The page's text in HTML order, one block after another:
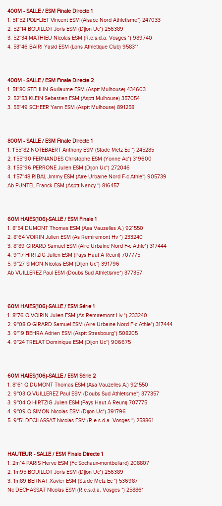
400M - SALLE / ESM Finale Directe 1
1. 51''52 POLFLIET Vincent ESM (Alsace Nord Athletisme*) 247033
2. 52''14 BOUILLOT Joris ESM (Dijon Uc*) 256389
3. 52''34 MATHIEU Nicolas ESM (R.e.s.d.a. Vosges *) 989740
4. 53''46 BAIRI Yasid ESM (Lons Athletique Club) 958311
400M - SALLE / ESM Finale Directe 2
1. 51''80 STEHLIN Guillaume ESM (Asptt Mulhouse) 434603
2. 52''53 KLEIN Sebastien ESM (Asptt Mulhouse) 357054
3. 55''49 SCHEER Yann ESM (Asptt Mulhouse) 891258
800M - SALLE / ESM Finale Directe 1
1. 1'55''82 NOTEBAERT Anthony ESM (Stade Metz Ec *) 245285
2. 1'55''90 FERNANDES Christophe ESM (Yonne Ac*) 319600
3. 1'55''96 PERRONE Julien ESM (Dijon Uc*) 272046
4. 1'57''48 RIBAL Jimmy ESM (Aire Urbaine Nord F-c Athle*) 905739
Ab PUNTEL Franck ESM (Asptt Nancy *) 816457
60M HAIES(106)-SALLE / ESM Finale 1
1. 8''54 DUMONT Thomas ESM (Asa Vauzelles A.) 921550
2. 8''64 VOIRIN Julien ESM (As Remiremont Hv *) 233240
3. 8''89 GIRARD Samuel ESM (Aire Urbaine Nord F-c Athle*) 317444
4. 9''17 HIRTZIG Julien ESM (Pays Haut A Reuni) 707775
5. 9''27 SIMON Nicolas ESM (Dijon Uc*) 391796
Ab VUILLEREZ Paul ESM (Doubs Sud Athletisme*) 377357
60M HAIES(106)-SALLE / ESM Série 1
1. 8''76 Q VOIRIN Julien ESM (As Remiremont Hv *) 233240
2. 9''08 Q GIRARD Samuel ESM (Aire Urbaine Nord F-c Athle*) 317444
3. 9''19 BEHRA Adrien ESM (Asptt Strasbourg*) 508205
4. 9''24 TRELAT Dominique ESM (Dijon Uc*) 906675
60M HAIES(106)-SALLE / ESM Série 2
1. 8''61 Q DUMONT Thomas ESM (Asa Vauzelles A.) 921550
2. 9''03 Q VUILLEREZ Paul ESM (Doubs Sud Athletisme*) 377357
3. 9''04 Q HIRTZIG Julien ESM (Pays Haut A Reuni) 707775
4. 9''09 Q SIMON Nicolas ESM (Dijon Uc*) 391796
5. 9''51 DECHASSAT Nicolas ESM (R.e.s.d.a. Vosges *) 258861
HAUTEUR - SALLE / ESM Finale Directe 1
1. 2m14 PARIS Herve ESM (Fc Sochaux-montbeliard) 208807
2. 1m95 BOUILLOT Joris ESM (Dijon Uc*) 256389
3. 1m89 BERNAT Xavier ESM (Stade Metz Ec *) 536987
Nc DECHASSAT Nicolas ESM (R.e.s.d.a. Vosges *) 258861